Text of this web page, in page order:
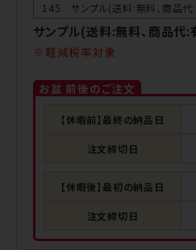
145 サンプル(送料:無料、商品代
サンプル(送料:無料、商品
軽減税率対象
お盆 前後のご注文
【休暇前】最終の納品日
注文締切日
【休暇後】最初の納品日
注文締切日